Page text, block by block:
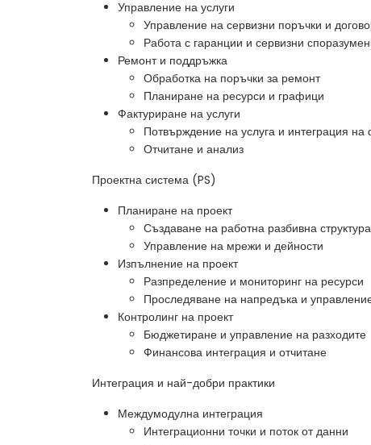
Управление на услуги
Управление на сервизни поръчки и
Работа с гаранции и сервизни
Ремонт и поддръжка
Обработка на поръчки за ремонт
Планиране на ресурси и графици
Фактуриране на услуги
Потвърждение на услуга и интеграция на
Отчитане и анализ
Проектна система (PS)
Планиране на проект
Създаване на работна разбивна
Управление на мрежи и дейности
Изпълнение на проект
Разпределение и мониторинг на ресурси
Проследяване на напредъка и
Контролинг на проект
Бюджетиране и управление на разходите
Финансова интеграция и отчитане
Интеграция и най-добри практики
Междумодулна интеграция
Интеграционни точки и поток от данни